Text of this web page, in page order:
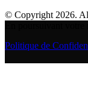
© Copyright 2026.
Politique de